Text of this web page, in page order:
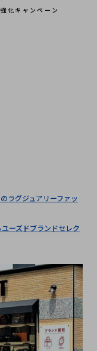
化キャンペーン
ラグジュアリーファッ
ーズドブランドセレク